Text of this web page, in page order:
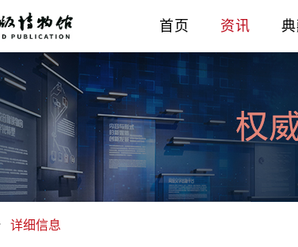
首页 资讯
详细信息